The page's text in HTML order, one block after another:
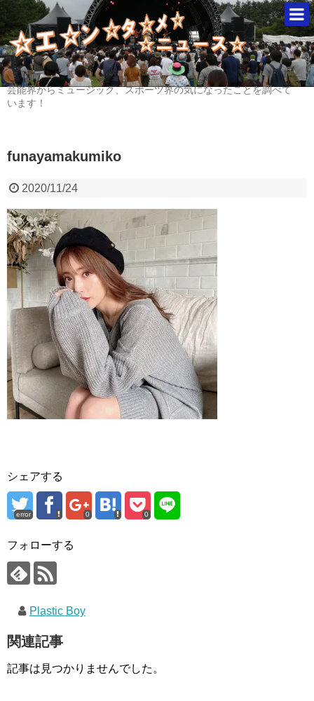
芸能界からミュージック、スポーツ界の気になったことを調べて
います！
funayamakumiko
2020/11/24
シェアする
error 0 0
フォローする
Plastic Boy
関連記事
記事は見つかりませんでした。